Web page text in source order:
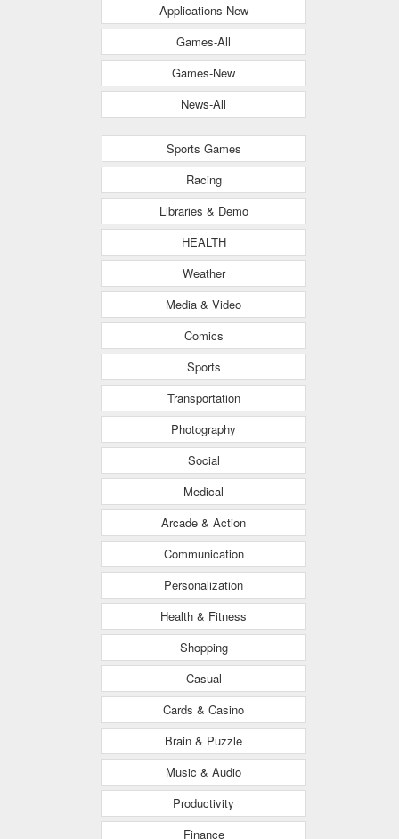
Applications-New
Games-All
Games-New
News-All
Sports Games
Racing
Libraries & Demo
HEALTH
Weather
Media & Video
Comics
Sports
Transportation
Photography
Social
Medical
Arcade & Action
Communication
Personalization
Health & Fitness
Shopping
Casual
Cards & Casino
Brain & Puzzle
Music & Audio
Productivity
Finance